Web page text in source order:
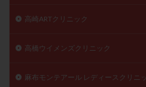
高崎ARTクリニック
高橋ウイメンズクリニック
麻布モンテアール レディースクリニ